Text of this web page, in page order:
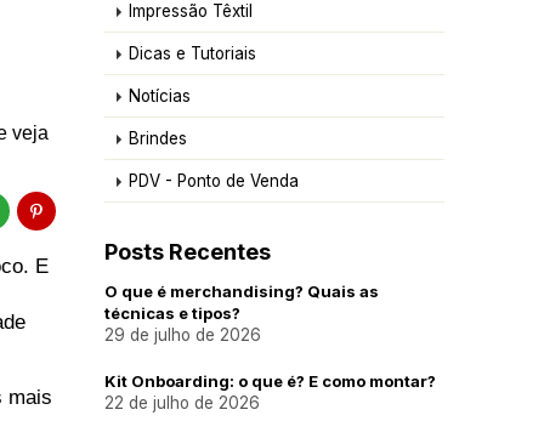
veja
E
mais
Impressão Têxtil
Dicas e Tutoriais
Notícias
Brindes
PDV - Ponto de Venda
Posts Recentes
O que é merchandising? Quais as
técnicas e tipos?
29 de julho de 2026
Kit Onboarding: o que é? E como montar?
22 de julho de 2026